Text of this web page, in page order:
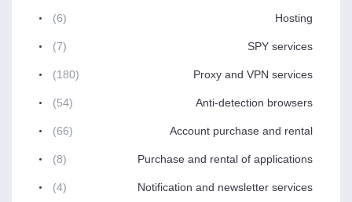
Hosting
(6)
SPY services
(7)
Proxy and VPN services
(180)
Anti-detection browsers
(54)
Account purchase and rental
(66)
Purchase and rental of applications
(8)
Notification and newsletter services
(4)